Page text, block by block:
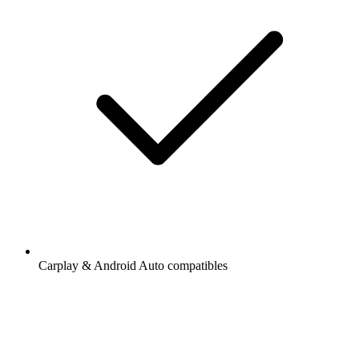
Carplay & Android Auto compatibles